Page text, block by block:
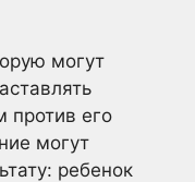
могут
против его
могут
ребенок